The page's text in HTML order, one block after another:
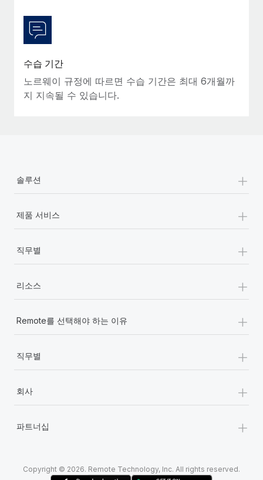
수습 기간
노르웨이 규정에 따르면 수습 기간은 최대 6개월까
지 지속될 수 있습니다.
솔루션 +
제품 서비스 +
직무별 +
리소스 +
Remote를 선택해야 하는 이유 +
직무별 +
회사 +
파트너십 +
Copyright © 2026. Remote Technology, Inc. All rights reserved.